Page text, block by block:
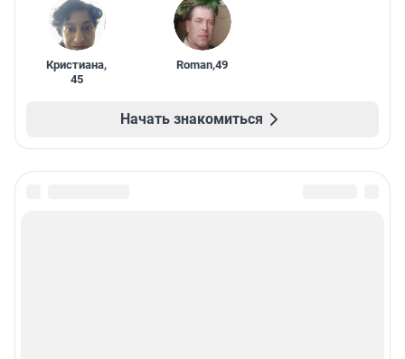
Кристиана,
45
Roman,49
Начать знакомиться